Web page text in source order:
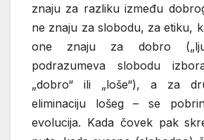
znaju za razliku između
ne znaju za slobodu, za etiku,
one znaju za dobro
podrazumeva slobodu
„dobro“ ili „loše“), a za
eliminaciju lošeg – se
evolucija. Kada čovek pak